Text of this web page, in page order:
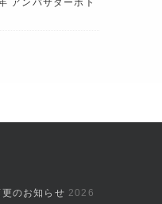
アンバサダーボト
のお知らせ 2026